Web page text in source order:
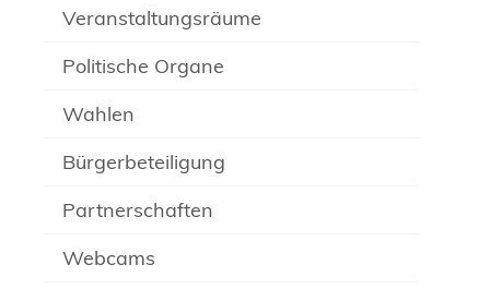
Veranstaltungsräume
Politische Organe
Wahlen
Bürgerbeteiligung
Partnerschaften
Webcams